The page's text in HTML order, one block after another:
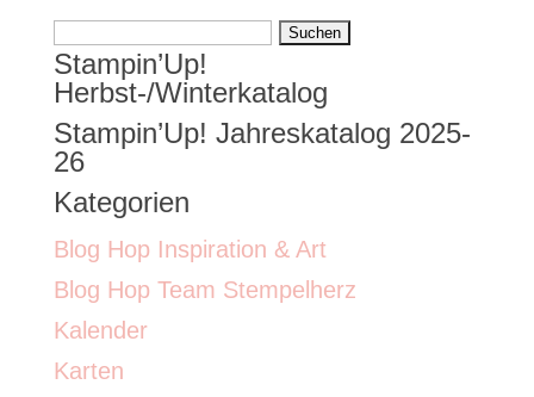
Suchen
nach:
Stampin’Up!
Herbst-/Winterkatalog
Stampin’Up! Jahreskatalog 2025-
26
Kategorien
Blog Hop Inspiration & Art
Blog Hop Team Stempelherz
Kalender
Karten